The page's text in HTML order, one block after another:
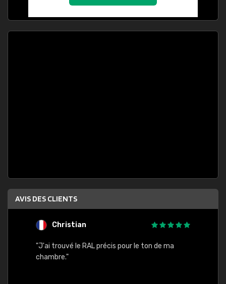
AVIS DES CLIENTS
Christian
"J'ai trouvé le RAL précis pour le ton de ma
chambre."